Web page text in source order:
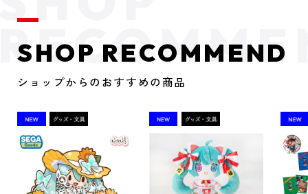
SHOP RECOMMEND
ショップからのおすすめの商品